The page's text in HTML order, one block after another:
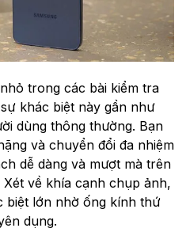
trong các bài kiểm tra
khác biệt này gần như
dùng thông thường. Bạn
và chuyển đổi đa nhiệm
dễ dàng và mượt mà trên
về khía cạnh chụp ảnh,
biệt lớn nhờ ống kính thứ
dụng.